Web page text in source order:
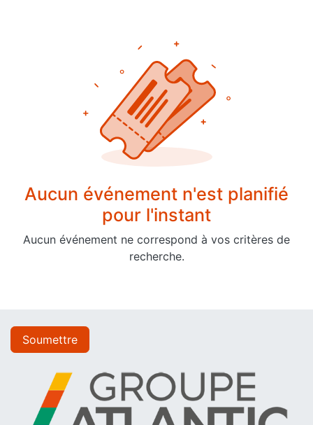
Aucun événement n'est planifié
pour l'instant
Aucun événement ne correspond à vos critères de
recherche.
Soumettre